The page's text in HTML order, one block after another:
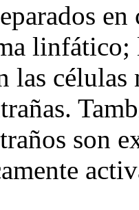
las células
son